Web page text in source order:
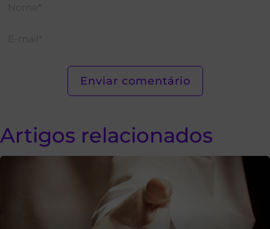
Artigos relacionados